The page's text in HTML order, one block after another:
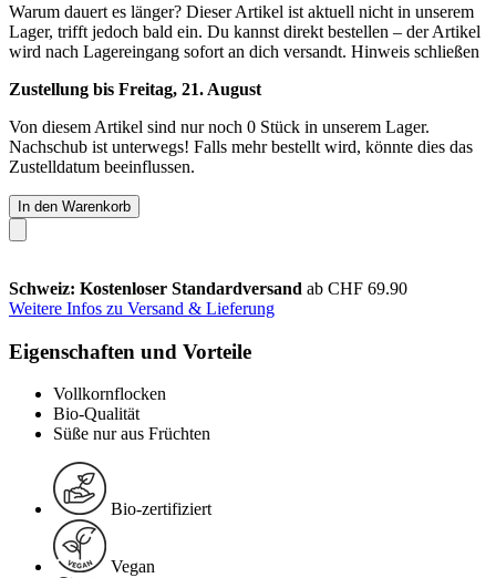
Warum dauert es länger? Dieser Artikel ist aktuell nicht in unserem
Lager, trifft jedoch bald ein. Du kannst direkt bestellen – der Artikel
wird nach Lagereingang sofort an dich versandt. Hinweis schließen
Zustellung bis Freitag, 21. August
Von diesem Artikel sind nur noch 0 Stück in unserem Lager.
Nachschub ist unterwegs! Falls mehr bestellt wird, könnte dies das
Zustelldatum beeinflussen.
In den Warenkorb
Schweiz: Kostenloser Standardversand ab CHF 69.90
Weitere Infos zu Versand & Lieferung
Eigenschaften und Vorteile
Vollkornflocken
Bio-Qualität
Süße nur aus Früchten
Bio-zertifiziert
Vegan